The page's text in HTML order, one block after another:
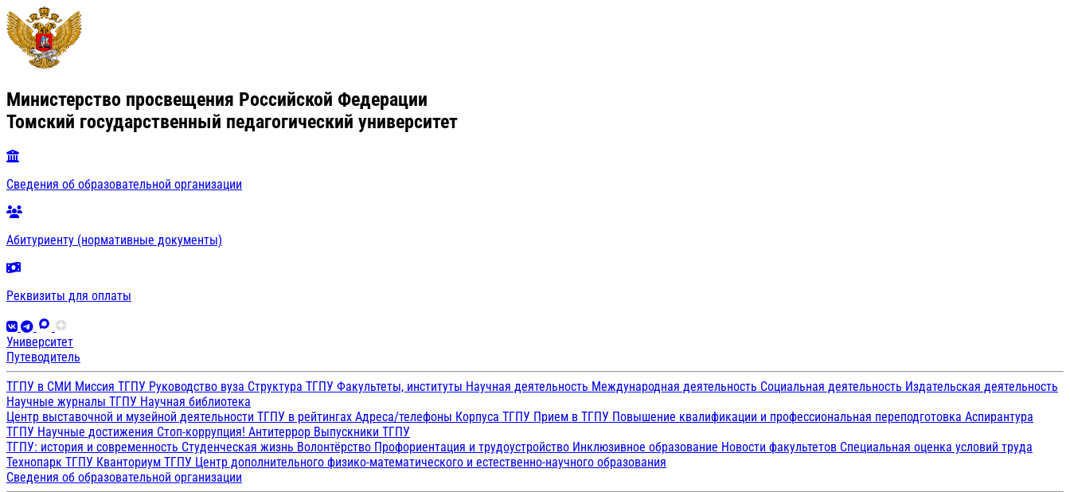
Министерство просвещения Российской Федерации
Томский государственный педагогический университет
Сведения об образовательной организации
Абитуриенту (нормативные документы)
Реквизиты для оплаты
Университет
Путеводитель
ТГПУ в СМИ Миссия ТГПУ Руководство вуза Структура ТГПУ Факультеты, институты Научная деятельность Международная деятельность Социальная деятельность Издательская деятельность
Научные журналы ТГПУ Научная библиотека
Центр выставочной и музейной деятельности ТГПУ в рейтингах Адреса/телефоны Корпуса ТГПУ Прием в ТГПУ Повышение квалификации и профессиональная переподготовка Аспирантура
ТГПУ Научные достижения Стоп-коррупция! Антитеррор Выпускники ТГПУ
ТГПУ: история и современность Студенческая жизнь Волонтёрство Профориентация и трудоустройство Инклюзивное образование Новости факультетов Специальная оценка условий труда
Технопарк ТГПУ Кванториум ТГПУ Центр дополнительного физико-математического и естественно-научного образования
Сведения об образовательной организации